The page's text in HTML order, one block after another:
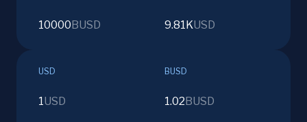
10000 BUSD 9.81KUSD
USD BUSD
1USD 1.02 BUSD